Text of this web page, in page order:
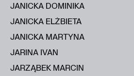
JANICKA DOMINIKA
JANICKA ELŻBIETA
JANICKA MARTYNA
JARINA IVAN
JARZĄBEK MARCIN